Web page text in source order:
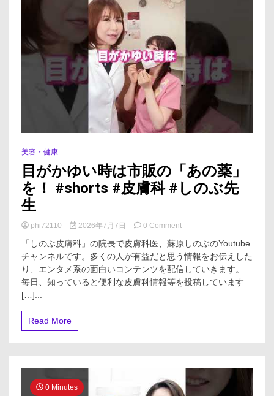
ア
ラ
ゾ
ラ
ム
美容・健康
目がかゆい時は市販の「あの薬」
を！ #shorts #皮膚科 #しのぶ先
生
phi72110 2026年7月7日 0 Commenton
が
か
ゆ
い
薬」
を！
#shorts
「しのぶ皮膚科」の院長で皮膚科医、蘇原しのぶのYoutube
チャンネルです。多くの人が有益だと思う情報をお伝えした
り、エンタメ系の面白いコンテンツを配信していきます。
毎日、知っていると便利な皮膚科情報等を投稿しています
[…]...
Read More
0 Minutes